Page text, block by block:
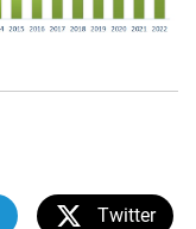
Twitter